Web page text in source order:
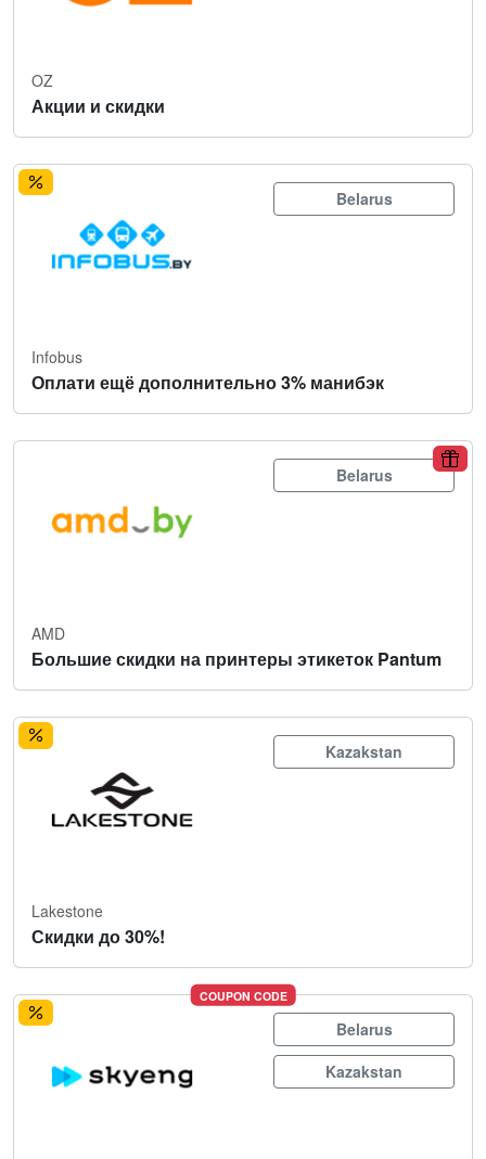
OZ
Акции и скидки
Belarus
Infobus
Оплати ещё дополнительно 3% манибэк
Belarus
AMD
Большие скидки на принтеры этикеток Pantum
Kazakstan
Lakestone
Скидки до 30%!
COUPON CODE
Belarus
Kazakstan